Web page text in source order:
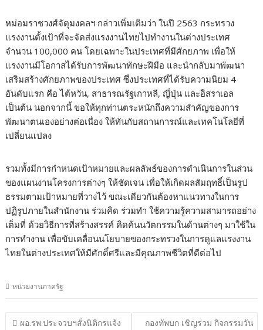
หม่อมราชวงศ์จัตุมงคลฯ กล่าวเพิ่มเติมว่า ในปี 2563 กระทรวง
แรงงานตั้งเป้าที่จะจัดส่งแรงงานไทยไปทำงานในต่างประเทศ
จำนวน 100,000 คน โดยเฉพาะในประเทศที่มีศักยภาพ เพื่อให้
แรงงานมีโอกาสได้รับการพัฒนาทักษะฝีมือ และนำกลับมาพัฒนา
เสริมสร้างศักยภาพของประเทศ ซึ่งประเทศที่ได้รับความนิยม 4
อันดับแรก คือ ไต้หวัน, สาธารณรัฐเกาหลี, ญี่ปุ่น และอิสราเอล
เป็นต้น นอกจากนี้ ขอให้ทุกท่านตระหนักถึงความสำคัญของการ
พัฒนาตนเองอย่างต่อเนื่อง ให้ทันกับสถานการณ์และเทคโนโลยีที่
เปลี่ยนแปลง
รวมทั้งมีการกำหนดเป้าหมายและผลลัพธ์ของการดำเนินการในส่วน
ของแผนงานโครงการต่างๆ ให้ชัดเจน เพื่อให้เกิดผลสัมฤทธิ์เป็นรูป
ธรรมตามเป้าหมายที่วางไว้ ขณะเดียวกันต้องหาแนวทางในการ
ปฏิรูปภายในสำนักงาน ร่วมคิด ร่วมทำ ใช้ความรู้ความสามารถอย่าง
เต็มที่ ด้วยวิธีการที่สร้างสรรค์ คิดค้นนวัตกรรมในด้านต่างๆ มาใช้ใน
การทำงาน เพื่อขับเคลื่อนนโยบายของกระทรวงในการดูแลแรงงาน
ไทยในต่างประเทศให้มีศักดิ์ศรีและมีคุณภาพชีวิตที่ดีต่อไป
หน่วยงานภาครัฐ
แนะแนว
ผอ.รพ.ประจวบฯสั่งนิติกรแจ้ง
กองทัพบก เชิญร่วม กิจกรรมวัน